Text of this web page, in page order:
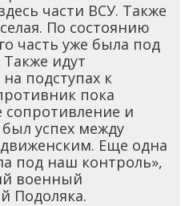
части ВСУ. Также
По состоянию
часть уже была под
идут
подступах к
пока
сопротивление и
успех между
Еще одна
под наш контроль»,
военный
Подоляка.